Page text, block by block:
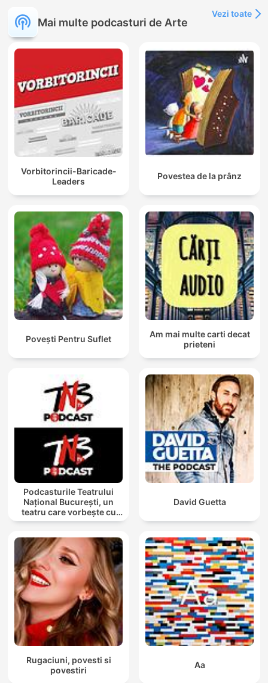
Mai multe podcasturi de Arte
Vezi toate
Vorbitorincii-Baricade-
Leaders
Povestea de la prânz
Povești Pentru Suflet
Am mai multe carti decat
prieteni
Podcasturile Teatrului
Național București, un
teatru care vorbește cu
tine
David Guetta
Rugaciuni, povesti si
povestiri
Aa